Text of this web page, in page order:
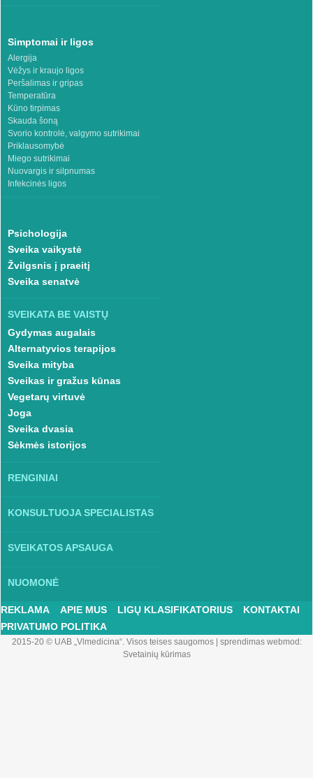
Simptomai ir ligos
Alergija
Vėžys ir kraujo ligos
Peršalimas ir gripas
Temperatūra
Kūno tirpimas
Skauda šoną
Svorio kontrolė, valgymo sutrikimai
Priklausomybė
Miego sutrikimai
Nuovargis ir silpnumas
Infekcinės ligos
Psichologija
Sveika vaikystė
Žvilgsnis į praeitį
Sveika senatvė
SVEIKATA BE VAISTŲ
Gydymas augalais
Alternatyvios terapijos
Sveika mityba
Sveikas ir gražus kūnas
Vegetarų virtuvė
Joga
Sveika dvasia
Sėkmės istorijos
RENGINIAI
KONSULTUOJA SPECIALISTAS
SVEIKATOS APSAUGA
NUOMONĖ
REKLAMA APIE MUS LIGŲ KLASIFIKATORIUS
KONTAKTAI
PRIVATUMO POLITIKA
2015-20 © UAB „Vlmedicina“. Visos teises saugomos| sprendimas webmod:
Svetainių kūrimas